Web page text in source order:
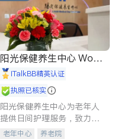
阳光保健养生中心 World
shine
iTalkBB精英认证
执照已核实
阳光保健养生中心为老年人
提供日间护理服务，致力于
通过持续的护理创新来有效
老年中心 养老院